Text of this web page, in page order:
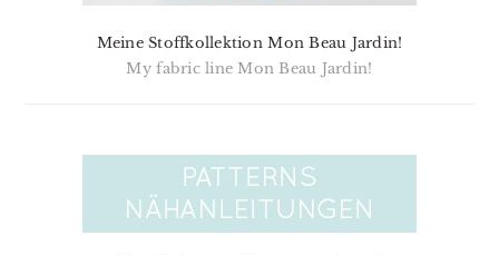
Meine Stoffkollektion Mon Beau Jardin!
My fabric line Mon Beau Jardin!